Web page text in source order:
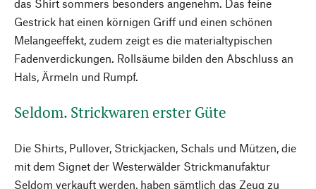
das Shirt sommers besonders angenehm. Das feine
Gestrick hat einen körnigen Griff und einen schönen
Melangeeffekt, zudem zeigt es die materialtypischen
Fadenverdickungen. Rollsäume bilden den Abschluss an
Hals, Ärmeln und Rumpf.
Seldom. Strickwaren erster Güte
Die Shirts, Pullover, Strickjacken, Schals und Mützen, die
mit dem Signet der Westerwälder Strickmanufaktur
Seldom verkauft werden, haben sämtlich das Zeug zu